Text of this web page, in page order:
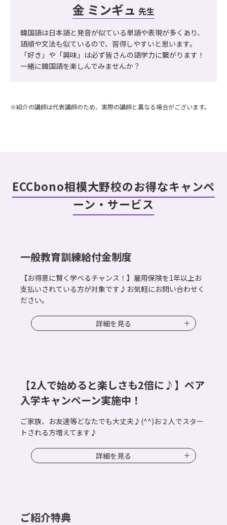
金 ミンギュ 先生
韓国語は日本語と発音が似ている単語や表現が多くあり、
語順や文法も似ているので、習得しやすいと思います。
「好き」や「興味」は必ず皆さんの語学力に繋がります！
一緒に韓国語を楽しんでみませんか？
※紹介の講師は代表講師のため、実際の講師と異なる場合がございます。
ECCbono相模大野校のお得なキャンペ
ーン・サービス
一般教育訓練給付金制度
【お得意に賢く学べるチャンス！】雇用保険を1年以上お
支払いされている方が対象です♪お気軽にお問い合わせく
ださい。
詳細を見る
【2人で始めると楽しさも2倍に♪】ペア
入学キャンペーン実施中！
ご家族、お友達等どなたでも大丈夫♪(^^)お２人でスター
トされる方増えてます♪
詳細を見る
ご紹介特典